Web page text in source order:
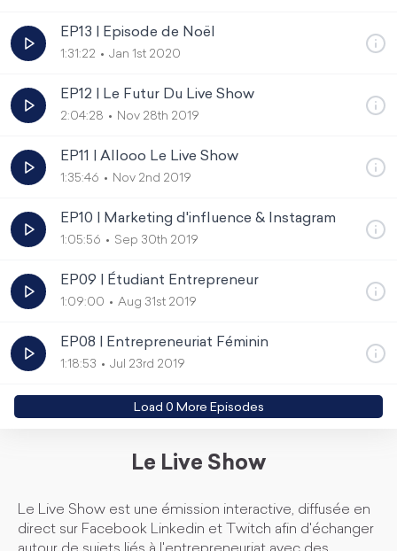
EP13 | Episode de Noël
1:31:22 Jan 1st 2020
EP12 | Le Futur Du Live Show
2:04:28 Nov 28th 2019
EP11 | Allooo Le Live Show
1:35:46 Nov 2nd 2019
EP10 | Marketing d'influence & Instagram
1:05:56 Sep 30th 2019
EP09 | Étudiant Entrepreneur
1:09:00 Aug 31st 2019
EP08 | Entrepreneuriat Féminin
1:18:53 Jul 23rd 2019
Load 0 More Episodes
Le Live Show
Le Live Show est une émission interactive, diffusée en
direct sur Facebook Linkedin et Twitch afin d'échanger